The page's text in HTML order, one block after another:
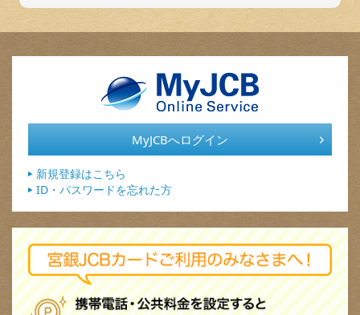
MyJCBへログイン
新規登録はこちら
ID・パスワードを忘れた方